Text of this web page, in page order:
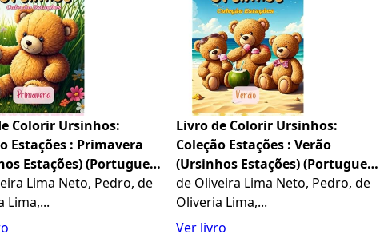
Colorir Ursinhos:
Estações : Primavera
Estações) (Portuguese
Lima Neto, Pedro, de
Lima,...
Livro de Colorir Ursinhos:
Coleção Estações : Verão
(Ursinhos Estações) (Portuguese
Edition)
de Oliveira Lima Neto, Pedro, de
Oliveria Lima,...
Ver livro